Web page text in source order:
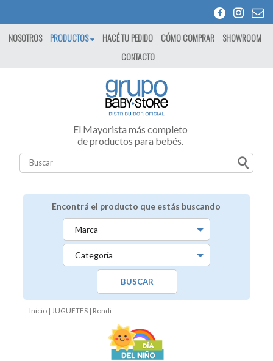
NOSOTROS PRODUCTOS HACÉ TU PEDIDO CÓMO COMPRAR
SHOWROOM
CONTACTO
El Mayorista más completo
de productos para bebés.
Encontrá el producto que estás buscando
BUSCAR
Inicio |JUGUETES | Rondi